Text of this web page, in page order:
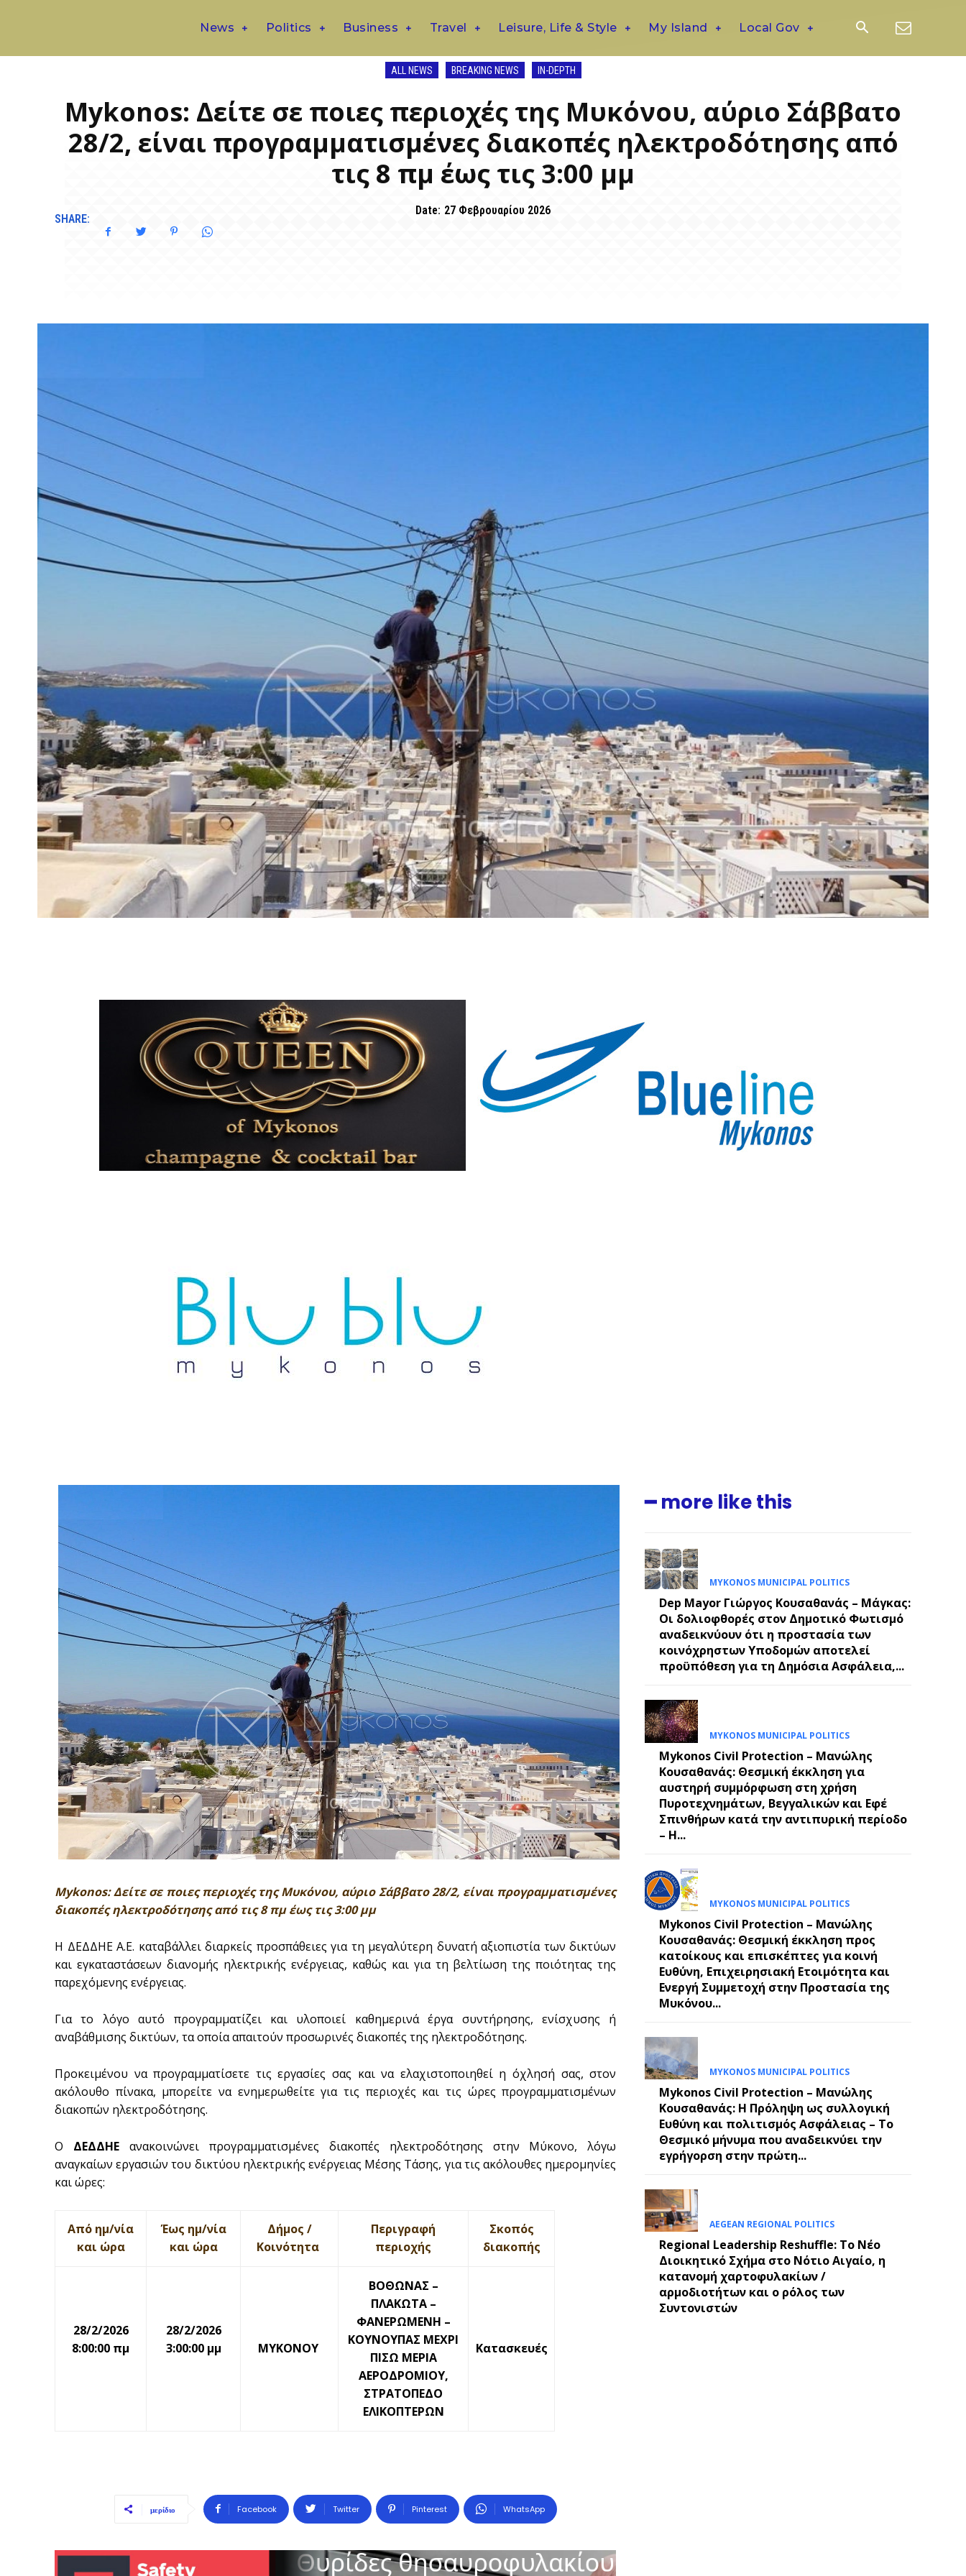
Sing up for our newsletter to stay in the loop.
SUBSCRIBE
News Politics Business Travel Leisure, Life & Style My Island Local Gov
ALL NEWS BREAKING NEWS IN-DEPTH
Mykonos: Δείτε σε ποιες περιοχές της Μυκόνου, αύριο Σάββατο
28/2, είναι προγραμματισμένες διακοπές ηλεκτροδότησης από
τις 8 πμ έως τις 3:00 μμ
Date: 27 Φεβρουαρίου 2026
SHARE:
Mykonos: Δείτε σε ποιες περιοχές της Μυκόνου, αύριο Σάββατο 28/2, είναι προγραμματισμένες
διακοπές ηλεκτροδότησης από τις 8 πμ έως τις 3:00 μμ
Η ΔΕΔΔΗΕ Α.Ε. καταβάλλει διαρκείς προσπάθειες για τη μεγαλύτερη δυνατή αξιοπιστία των δικτύων
και εγκαταστάσεων διανομής ηλεκτρικής ενέργειας, καθώς και για τη βελτίωση της ποιότητας της
παρεχόμενης ενέργειας.
Για το λόγο αυτό προγραμματίζει και υλοποιεί καθημερινά έργα συντήρησης, ενίσχυσης ή
αναβάθμισης δικτύων, τα οποία απαιτούν προσωρινές διακοπές της ηλεκτροδότησης.
Προκειμένου να προγραμματίσετε τις εργασίες σας και να ελαχιστοποιηθεί η όχλησή σας, στον
ακόλουθο πίνακα, μπορείτε να ενημερωθείτε για τις περιοχές και τις ώρες προγραμματισμένων
διακοπών ηλεκτροδότησης.
Ο ΔΕΔΔΗΕανακοινώνει προγραμματισμένες διακοπές ηλεκτροδότησης στην Μύκονο, λόγω
αναγκαίων εργασιών του δικτύου ηλεκτρικής ενέργειας Μέσης Τάσης, για τις ακόλουθες ημερομηνίες
και ώρες:
Από ημ/νία
και ώρα
Έως ημ/νία
και ώρα
Δήμος /
Κοινότητα
Περιγραφή
περιοχής
Σκοπός
διακοπής
28/2/2026
8:00:00 πμ
28/2/2026
3:00:00 μμ
ΜΥΚΟΝΟΥ
ΒΟΘΩΝΑΣ –
ΠΛΑΚΩΤΑ –
ΦΑΝΕΡΩΜΕΝΗ –
ΚΟΥΝΟΥΠΑΣ ΜΕΧΡΙ
ΠΙΣΩ ΜΕΡΙΑ
ΑΕΡΟΔΡΟΜΙΟΥ,
ΣΤΡΑΤΟΠΕΔΟ
ΕΛΙΚΟΠΤΕΡΩΝ
Κατασκευές
μερίδιο Facebook Twitter Pinterest WhatsApp
━ more like this
MYKONOS MUNICIPAL POLITICS
Dep Mayor Γιώργος Κουσαθανάς – Μάγκας:
Οι δολιοφθορές στον Δημοτικό Φωτισμό
αναδεικνύουν ότι η προστασία των
κοινόχρηστων Υποδομών αποτελεί
προϋπόθεση για τη Δημόσια Ασφάλεια,...
MYKONOS MUNICIPAL POLITICS
Mykonos Civil Protection – Μανώλης
Κουσαθανάς: Θεσμική έκκληση για
αυστηρή συμμόρφωση στη χρήση
Πυροτεχνημάτων, Βεγγαλικών και Εφέ
Σπινθήρων κατά την αντιπυρική περίοδο
– Η...
MYKONOS MUNICIPAL POLITICS
Mykonos Civil Protection – Μανώλης
Κουσαθανάς: Θεσμική έκκληση προς
κατοίκους και επισκέπτες για κοινή
Ευθύνη, Επιχειρησιακή Ετοιμότητα και
Ενεργή Συμμετοχή στην Προστασία της
Μυκόνου...
MYKONOS MUNICIPAL POLITICS
Mykonos Civil Protection – Μανώλης
Κουσαθανάς: Η Πρόληψη ως συλλογική
Ευθύνη και πολιτισμός Ασφάλειας – Το
Θεσμικό μήνυμα που αναδεικνύει την
εγρήγορση στην πρώτη...
AEGEAN REGIONAL POLITICS
Regional Leadership Reshuffle: Το Νέο
Διοικητικό Σχήμα στο Νότιο Αιγαίο, η
κατανομή χαρτοφυλακίων /
αρμοδιοτήτων και ο ρόλος των
Συντονιστών